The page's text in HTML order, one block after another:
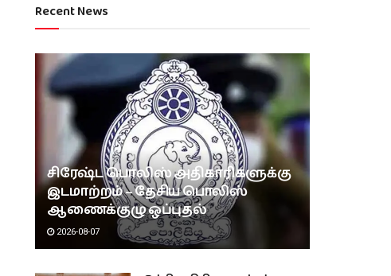
Recent News
சிரேஷ்ட பொலிஸ் அதிகாரிகளுக்கு
இடமாற்றம் – தேசிய பொலிஸ்
ஆணைக்குழு ஒப்புதல்
2026-08-07